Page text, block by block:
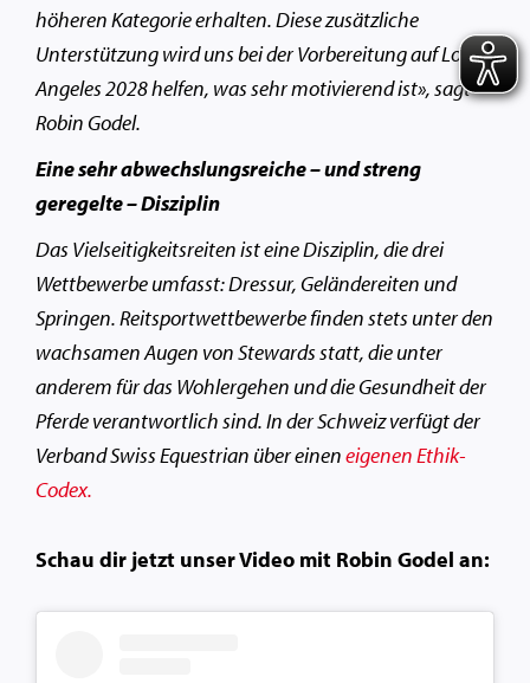
höheren Kategorie erhalten. Diese zusätzliche
Unterstützung wird uns bei der Vorbereitung auf Los
Angeles 2028 helfen, was sehr motivierend ist», sagt
Robin Godel.
Eine sehr abwechslungsreiche – und streng
geregelte – Disziplin
Das Vielseitigkeitsreiten ist eine Disziplin, die drei
Wettbewerbe umfasst: Dressur, Geländereiten und
Springen. Reitsportwettbewerbe finden stets unter den
wachsamen Augen von Stewards statt, die unter
anderem für das Wohlergehen und die Gesundheit der
Pferde verantwortlich sind. In der Schweiz verfügt der
Verband Swiss Equestrian über eineneigenenEthik-
Codex.
Schau dir jetzt unser Video mit Robin Godel an: